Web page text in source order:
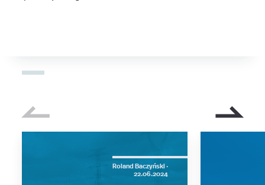
Roland Baczyński ·
22.06.2024